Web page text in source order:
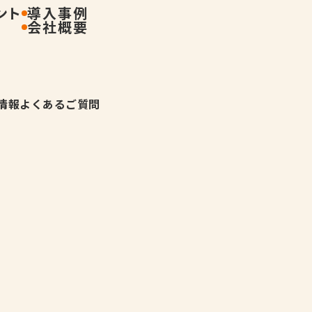
ト 導入事例
会社概要
報よくあるご質問